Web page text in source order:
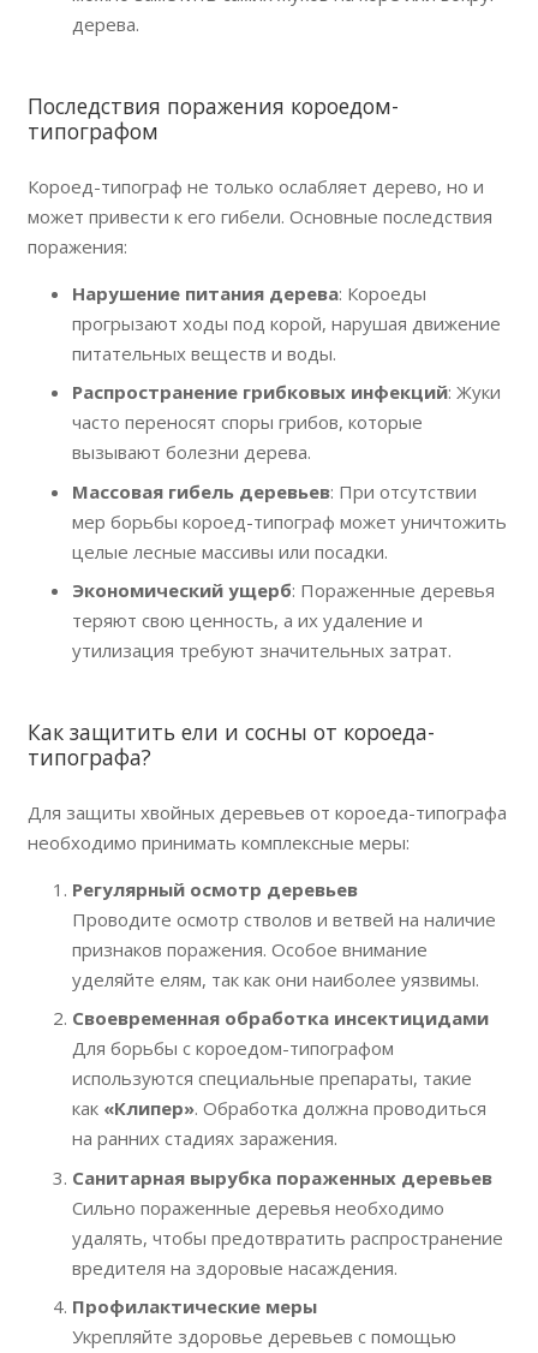
дерева.
Последствия поражения короедом-
типографом
Короед-типограф не только ослабляет дерево, но и
может привести к его гибели. Основные последствия
поражения:
Нарушение питания дерева: Короеды
прогрызают ходы под корой, нарушая движение
питательных веществ и воды.
Распространение грибковых инфекций: Жуки
часто переносят споры грибов, которые
вызывают болезни дерева.
Массовая гибель деревьев: При отсутствии
мер борьбы короед-типограф может уничтожить
целые лесные массивы или посадки.
Экономический ущерб: Пораженные деревья
теряют свою ценность, а их удаление и
утилизация требуют значительных затрат.
Как защитить ели и сосны от короеда-
типографа?
Для защиты хвойных деревьев от короеда-типографа
необходимо принимать комплексные меры:
Регулярный осмотр деревьев
Проводите осмотр стволов и ветвей на наличие
признаков поражения. Особое внимание
уделяйте елям, так как они наиболее уязвимы.
Своевременная обработка инсектицидами
Для борьбы с короедом-типографом
используются специальные препараты, такие
как «Клипер». Обработка должна проводиться
на ранних стадиях заражения.
Санитарная вырубка пораженных деревьев
Сильно пораженные деревья необходимо
удалять, чтобы предотвратить распространение
вредителя на здоровые насаждения.
Профилактические меры
Укрепляйте здоровье деревьев с помощью